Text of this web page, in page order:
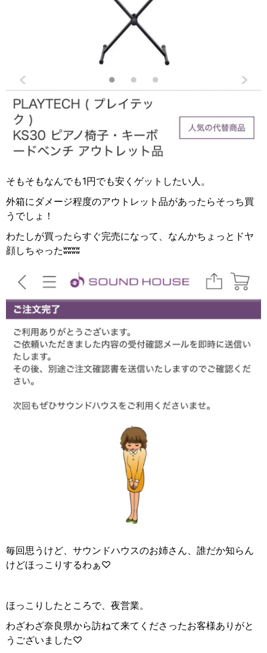
そもそもなんでも1円でも安くゲットしたい人。
外箱にダメージ程度のアウトレット品があったらそっち買
うでしょ！
わたしが買ったらすぐ完売になって、なんかちょっとドヤ
顔しちゃったʬʬʬʬ
毎回思うけど、サウンドハウスのお姉さん、誰だか知らん
けどほっこりするわぁ♡
ほっこりしたところで、夜営業。
わざわざ奈良県から訪ねて来てくださったお客様ありがと
うございました♡